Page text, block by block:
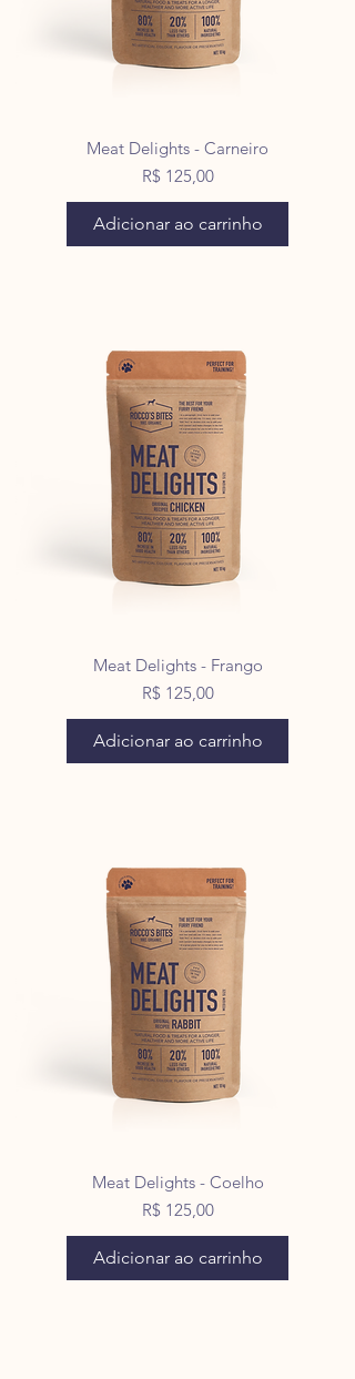
Meat Delights - Carneiro
Preço
R$ 125,00
Adicionar ao carrinho
Meat Delights - Frango
Preço
R$ 125,00
Adicionar ao carrinho
Meat Delights - Coelho
Preço
R$ 125,00
Adicionar ao carrinho